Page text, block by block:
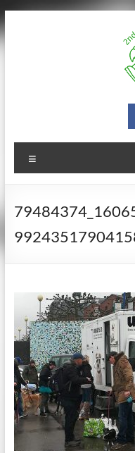
Zum
Inhalt
springen
Hand-
Tiere